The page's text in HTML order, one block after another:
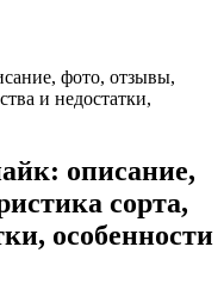
фото, отзывы,
и недостатки,
описание,
сорта,
особенности